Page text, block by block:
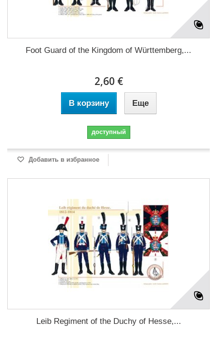
Foot Guard of the Kingdom of Württemberg,...
2,60 €
В корзину Еще
доступный
Добавить в избранное
Leib Regiment of the Duchy of Hesse,...